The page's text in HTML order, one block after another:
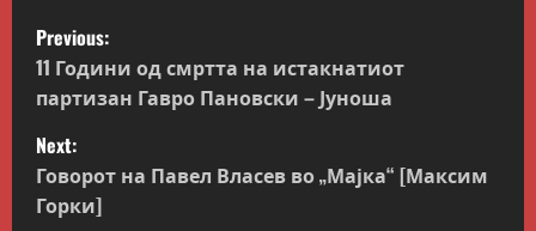
P
o
s
t
Previous:
11 Години од смртта на истакнатиот
партизан Гавро Пановски – Јуноша
Next:
Говорот на Павел Власев во „Мајка“ [Максим
Горки]